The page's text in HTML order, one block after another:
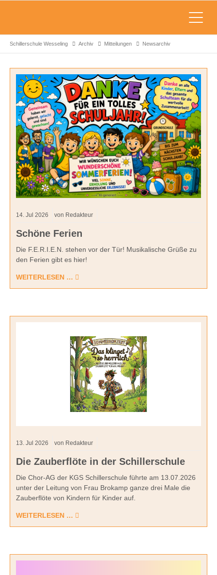
Schillerschule Wesseling Archiv Mitteilungen Newsarchiv
14. Jul 2026 von Redakteur
Schöne Ferien
Die F.E.R.I.E.N. stehen vor der Tür! Musikalische Grüße zu
den Ferien gibt es hier!
WEITERLESEN …
13. Jul 2026 von Redakteur
Die Zauberflöte in der Schillerschule
Die Chor-AG der KGS Schillerschule führte am 13.07.2026
unter der Leitung von Frau Brokamp ganze drei Male die
Zauberflöte von Kindern für Kinder auf.
WEITERLESEN …